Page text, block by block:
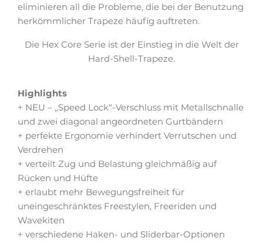
eliminieren all die Probleme, die bei der Benutzung
herkömmlicher Trapeze häufig auftreten.
Die Hex Core Serie ist der Einstieg in die Welt der
Hard-Shell-Trapeze.
Highlights
+ NEU – „Speed Lock“-Verschluss mit Metallschnalle
und zwei diagonal angeordneten Gurtbändern
+ perfekte Ergonomie verhindert Verrutschen und
Verdrehen
+ verteilt Zug und Belastung gleichmäßig auf
Rücken und Hüfte
+ erlaubt mehr Bewegungsfreiheit für
uneingeschränktes Freestylen, Freeriden und
Wavekiten
+ verschiedene Haken- und Sliderbar-Optionen